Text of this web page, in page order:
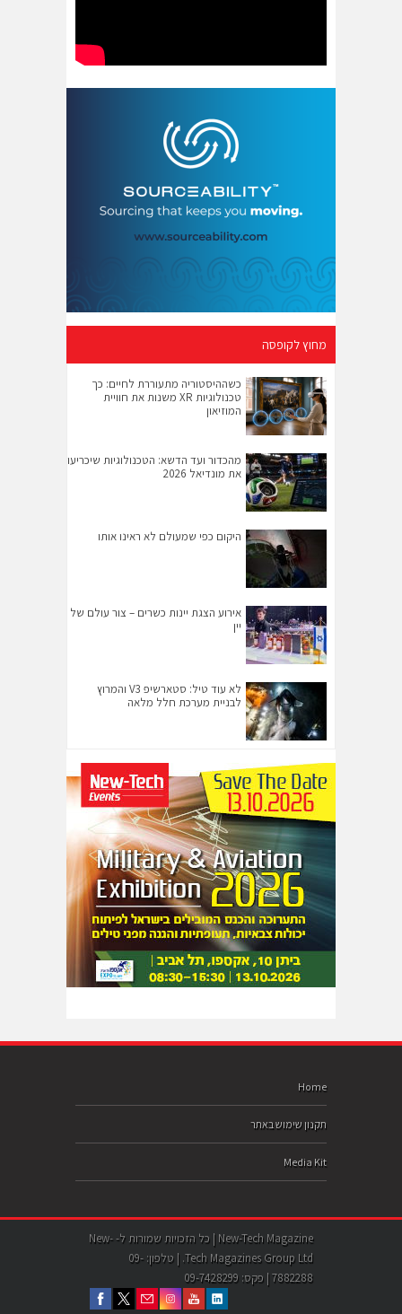
מחוץ לקופסה
כשההיסטוריה מתעוררת לחיים: כך
טכנולוגיות XR משנות את חוויית
המוזיאון
מהכדור ועד הדשא: הטכנולוגיות שיכריעו
את מונדיאל 2026
היקום כפי שמעולם לא ראינו אותו
אירוע הצגת יינות כשרים – צור עולם של
יין
לא עוד טיל: סטארשיפ V3 והמרוץ
לבניית מערכת חלל מלאה
Home
תקנון שימוש באתר
Media Kit
New-Tech Magazine | כל הזכויות שמורות ל- New-
Tech Magazines Group Ltd. | טלפון: 09-
7882288 | פקס: 09-7428299